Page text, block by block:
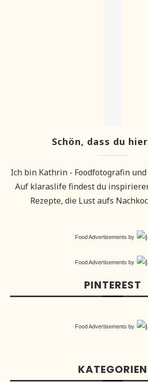
Schön, dass du
Ich bin Kathrin - Foodfotografin
Auf klaraslife findest du
Rezepte, die Lust aufs
Food Advertisements by
Food Advertisements by
PINTEREST
Food Advertisements by
KATEGORIEN